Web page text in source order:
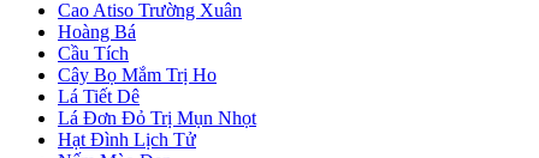
Cao Atiso Trường Xuân
Hoàng Bá
Cầu Tích
Cây Bọ Mắm Trị Ho
Lá Tiết Dê
Lá Đơn Đỏ Trị Mụn Nhọt
Hạt Đình Lịch Tử